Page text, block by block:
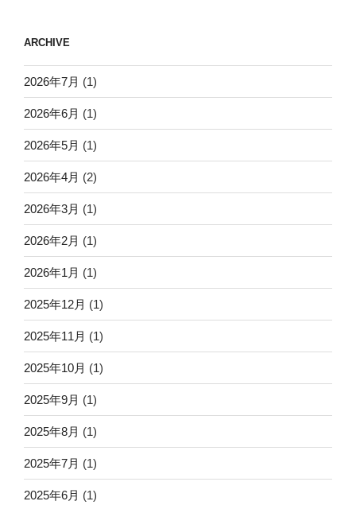
ARCHIVE
2026年7月 (1)
2026年6月 (1)
2026年5月 (1)
2026年4月 (2)
2026年3月 (1)
2026年2月 (1)
2026年1月 (1)
2025年12月 (1)
2025年11月 (1)
2025年10月 (1)
2025年9月 (1)
2025年8月 (1)
2025年7月 (1)
2025年6月 (1)